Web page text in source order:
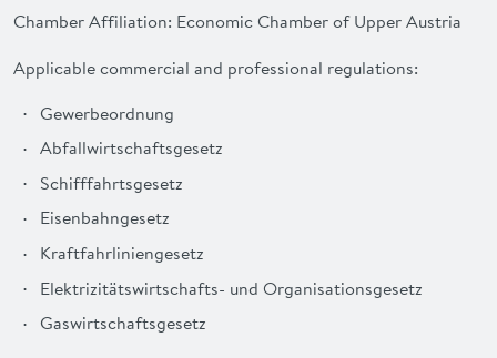
DEUTSCH
Chamber Affiliation: Economic Chamber of Upper Austria
Applicable commercial and professional regulations:
Gewerbeordnung
Abfallwirtschaftsgesetz
Schifffahrtsgesetz
Eisenbahngesetz
Kraftfahrliniengesetz
Elektrizitätswirtschafts- und Organisationsgesetz
Gaswirtschaftsgesetz